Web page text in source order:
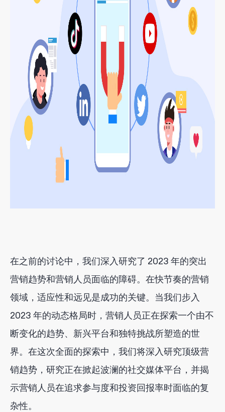
在之前的讨论中，我们深入研究了 2023 年的突出
营销趋势和营销人员面临的障碍。在快节奏的营销
领域，适应性和远见是成功的关键。当我们步入
2023 年的动态格局时，营销人员正在探索一个由不
断变化的趋势、新兴平台和独特挑战所塑造的世
界。在这次全面的探索中，我们将深入研究顶级营
销趋势，研究正在掀起波澜的社交媒体平台，并揭
示营销人员在追求参与度和投资回报率时面临的复
杂性。